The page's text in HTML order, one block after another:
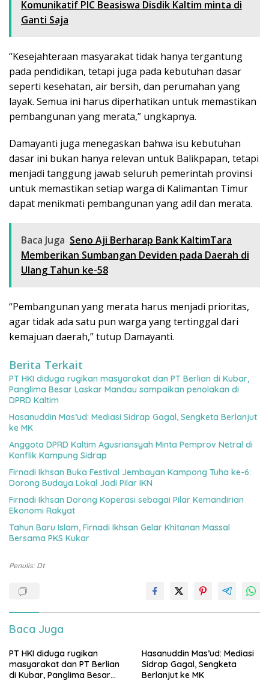
Komunikatif PIC Beasiswa Disdik Kaltim minta di
Ganti Saja
“Kesejahteraan masyarakat tidak hanya tergantung
pada pendidikan, tetapi juga pada kebutuhan dasar
seperti kesehatan, air bersih, dan perumahan yang
layak. Semua ini harus diperhatikan untuk memastikan
pembangunan yang merata,” ungkapnya.
Damayanti juga menegaskan bahwa isu kebutuhan
dasar ini bukan hanya relevan untuk Balikpapan, tetapi
menjadi tanggung jawab seluruh pemerintah provinsi
untuk memastikan setiap warga di Kalimantan Timur
dapat menikmati pembangunan yang adil dan merata.
Baca Juga Seno Aji Berharap Bank KaltimTara
Memberikan Sumbangan Deviden pada Daerah di
Ulang Tahun ke-58
“Pembangunan yang merata harus menjadi prioritas,
agar tidak ada satu pun warga yang tertinggal dari
kemajuan daerah,” tutup Damayanti.
Berita Terkait
PT HKI diduga rugikan masyarakat dan PT Berlian di Kubar,
Panglima Besar Laskar Mandau sampaikan penolakan di
DPRD Kaltim
Hasanuddin Mas’ud: Mediasi Sidrap Gagal, Sengketa Berlanjut
ke MK
Anggota DPRD Kaltim Agusriansyah Minta Pemprov Netral di
Konflik Kampung Sidrap
Firnadi Ikhsan Buka Festival Jembayan Kampong Tuha ke-6:
Dorong Budaya Lokal Jadi Pilar IKN
Firnadi Ikhsan Dorong Koperasi sebagai Pilar Kemandirian
Ekonomi Rakyat
Tahun Baru Islam, Firnadi Ikhsan Gelar Khitanan Massal
Bersama PKS Kukar
Penulis: Dt
Baca Juga
PT HKI diduga rugikan
masyarakat dan PT Berlian
di Kubar, Panglima Besar
Hasanuddin Mas’ud: Mediasi
Sidrap Gagal, Sengketa
Berlanjut ke MK